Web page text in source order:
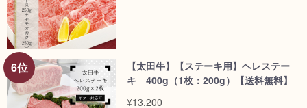
【太田牛】【ステーキ用】ヘレステー
キ 400g（1枚：200g）【送料無料】
¥13,200